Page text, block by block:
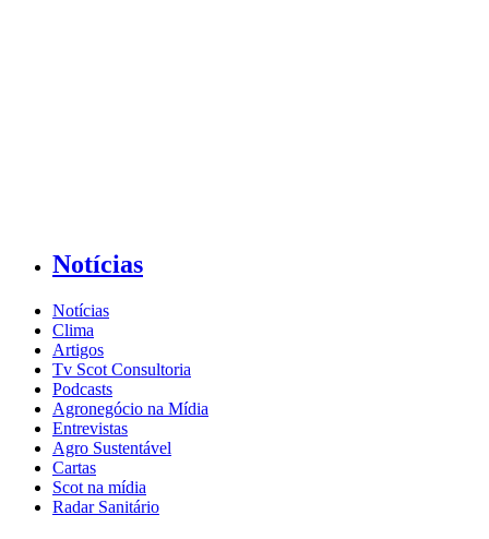
Notícias
Notícias
Clima
Artigos
Tv Scot Consultoria
Podcasts
Agronegócio na Mídia
Entrevistas
Agro Sustentável
Cartas
Scot na mídia
Radar Sanitário